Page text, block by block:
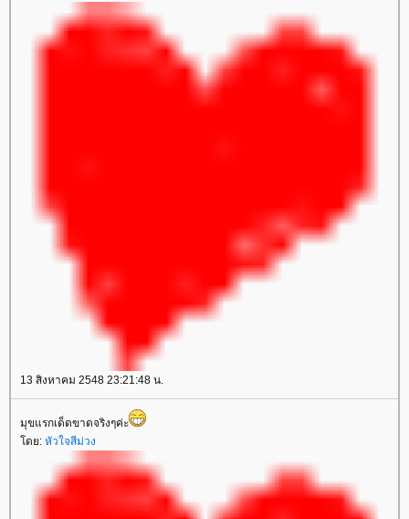
13 สิงหาคม 2548 23:21:48 น.
มุขแรกเด็ดขาดจริงๆค่ะ
ดย: หัวใจสีม่วง